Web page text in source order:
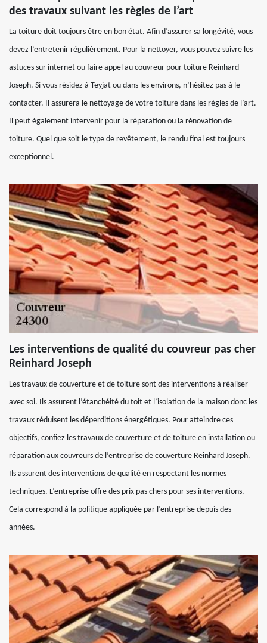
des travaux suivant les règles de l’art
La toiture doit toujours être en bon état. Afin d’assurer sa longévité, vous
devez l’entretenir régulièrement. Pour la nettoyer, vous pouvez suivre les
astuces sur internet ou faire appel au couvreur pour toiture Reinhard
Joseph. Si vous résidez à Teyjat ou dans les environs, n’hésitez pas à le
contacter. Il assurera le nettoyage de votre toiture dans les règles de l’art.
Il peut également intervenir pour la réparation ou la rénovation de
toiture. Quel que soit le type de revêtement, le rendu final est toujours
exceptionnel.
Les interventions de qualité du couvreur pas cher
Reinhard Joseph
Les travaux de couverture et de toiture sont des interventions à réaliser
avec soi. Ils assurent l’étanchéité du toit et l’isolation de la maison donc les
travaux réduisent les déperditions énergétiques. Pour atteindre ces
objectifs, confiez les travaux de couverture et de toiture en installation ou
réparation aux couvreurs de l’entreprise de couverture Reinhard Joseph.
Ils assurent des interventions de qualité en respectant les normes
techniques. L’entreprise offre des prix pas chers pour ses interventions.
Cela correspond à la politique appliquée par l’entreprise depuis des
années.